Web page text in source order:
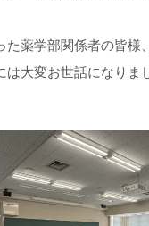
た薬学部関係者の皆様
は大変お世話になりま